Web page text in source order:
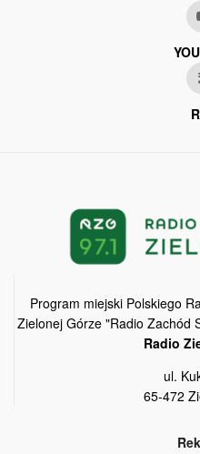
Program miejski Polskiego
Zielonej Górze "Radio Zachód
Radio
ul.
65-472